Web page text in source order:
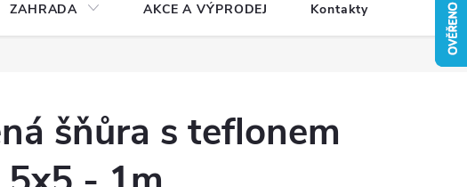
ZAHRADA AKCE A VÝPRODEJ Kontakty
šňůra s teflonem